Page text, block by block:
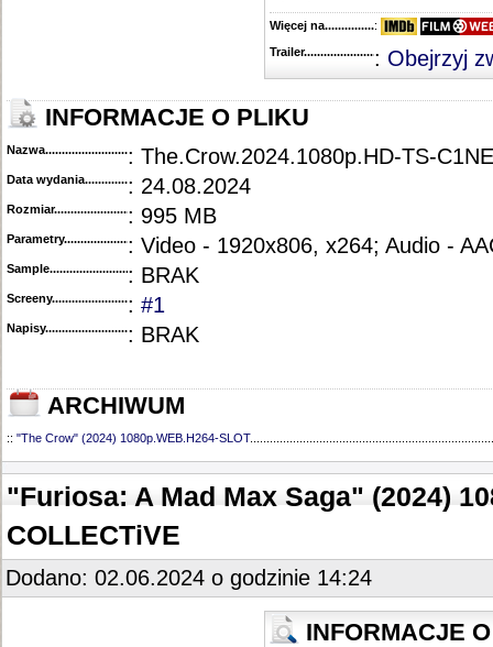
Więcej na........................................
:
Trailer...........................................
: Obejrzyj
INFORMACJE O PLIKU
Nazwa.............................................: The.Crow.2024.1080p.HD-TS-
Data wydania......................................
: 24.08.2024
Rozmiar...........................................
: 995 MB
Parametry.........................................: Video - 1920x806, x264; Audio -
Sample............................................
: BRAK
Screeny...........................................
: #1
Napisy............................................
: BRAK
ARCHIWUM
:: "The Crow" (2024) 1080p.WEB.H264-SLOT
"Furiosa: A Mad Max Saga" (2024)
COLLECTiVE
Dodano: 02.06.2024 o godzinie 14:24
INFORMACJE